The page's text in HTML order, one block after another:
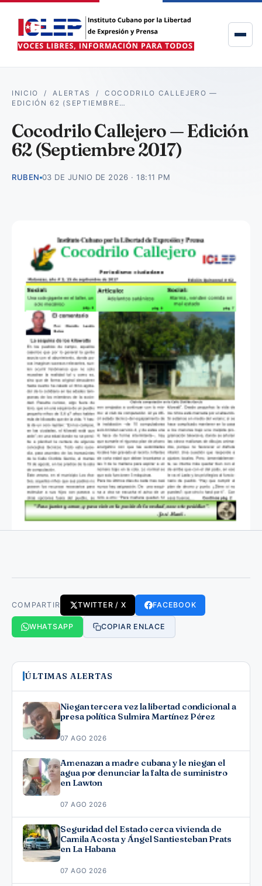
INICIO /ALERTAS /COCODRILO CALLEJERO —
EDICIÓN 62 (SEPTIEMBRE…
Cocodrilo Callejero — Edición
62 (Septiembre 2017)
RUBEN 03 DE JUNIO DE 2026 · 18:11 PM
COMPARTIR TWITTER / X FACEBOOK
WHATSAPP COPIAR ENLACE
ÚLTIMAS ALERTAS
Niegan tercera vez la libertad condicional a
presa política Sulmira Martínez Pérez
07 AGO 2026
Amenazan a madre cubana y le niegan el
agua por denunciar la falta de suministro
en Lawton
07 AGO 2026
Seguridad del Estado cerca vivienda de
Camila Acosta y Ángel Santiesteban Prats
en La Habana
07 AGO 2026